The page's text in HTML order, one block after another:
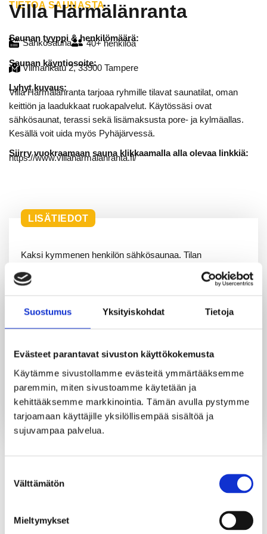
Suostumus Yksityiskohdat Tietoja
Evästeet parantavat sivuston käyttökokemusta
Käytämme sivustollamme evästeitä ymmärtääksemme
paremmin, miten sivustoamme käytetään ja
kehittääksemme markkinointia. Tämän avulla pystymme
tarjoamaan käyttäjille yksilöllisempää sisältöä ja
sujuvampaa palvelua.
valinta
Välttämätön
Mieltymykset
TIETOA SAUNASTA
Villa Härmälänranta
Saunan tyyppi & henkilömäärä:
Sähkösauna
40+ henkilöä
Saunan käyntiosoite:
Viimankatu 2, 33900 Tampere
Lyhyt kuvaus:
Villa Härmälänranta tarjoaa ryhmille tilavat saunatilat, oman
keittiön ja laadukkaat ruokapalvelut. Käytössäsi ovat
sähkösaunat, terassi sekä lisämaksusta pore- ja kylmäallas.
Kesällä voit uida myös Pyhäjärvessä.
Siirry vuokraamaan sauna klikkaamalla alla olevaa linkkiä:
https://www.villaharmalanranta.fi/
LISÄTIEDOT
Kaksi kymmenen henkilön sähkösaunaa. Tilan
Härmälänrannan tilat ryhmille.
Ruokapalvelut tulevat aina omasta keittiöstämme.
Terassilla on lisähinnasta käytettävissä 5 henkilön
poreamme ja kylmä-allas Avantopool. Kesäaikana voi
mennä uimaan Pyhäjärveen.